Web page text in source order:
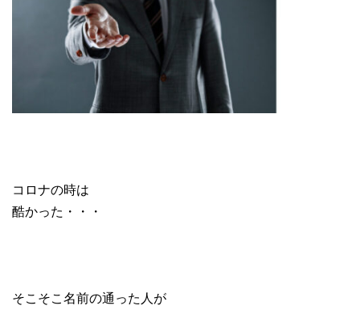
コロナの時は
酷かった・・・
そこそこ名前の通った人が